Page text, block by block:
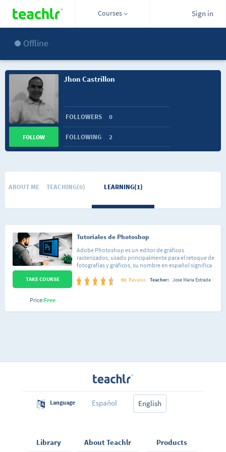
Courses Sign in
Offline
Jhon Castrillon
FOLLOWERS 0
FOLLOWING 2
FOLLOW
ABOUT ME TEACHING(0) LEARNING(1)
Tutoriales de Photoshop
Adobe Photoshop es un editor de gráficos
rasterizados, usado principalmente para el retoque de
fotografías y gráficos, su nombre en español significa
conformado por 34 lecciones de dificultad sencilla,
organizadas de forma tal que puedas seguir el curso
interesado en realizar sobre tu imagen. Cada lección
fotos, eliminar personas, crear elementos sobre tus
contraste, hasta hacerte más musculoso o más
80 Reviews Teacher: José María Estrade
TAKE COURSE
Price:Free
Language Español English
Library About Teachlr Products